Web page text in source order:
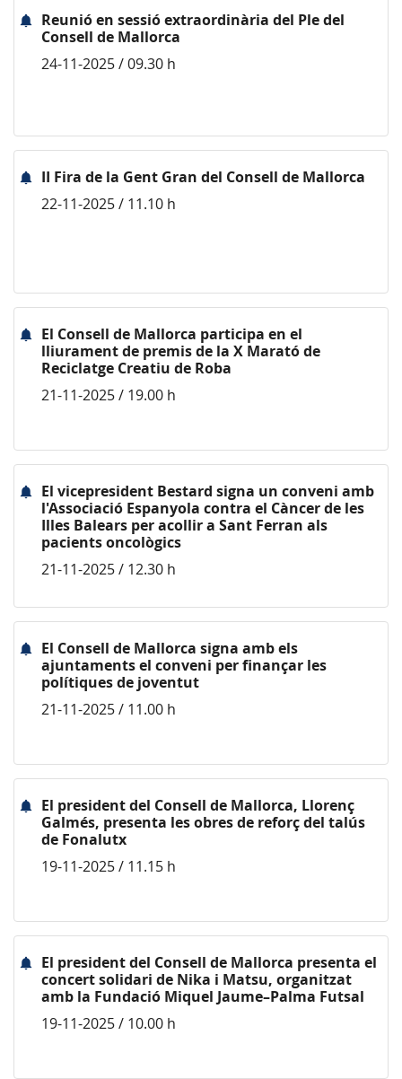
Reunió en sessió extraordinària del Ple del
Consell de Mallorca
24-11-2025 / 09.30 h
II Fira de la Gent Gran del Consell de Mallorca
22-11-2025 / 11.10 h
El Consell de Mallorca participa en el
lliurament de premis de la X Marató de
Reciclatge Creatiu de Roba
21-11-2025 / 19.00 h
El vicepresident Bestard signa un conveni amb
l'Associació Espanyola contra el Càncer de les
Illes Balears per acollir a Sant Ferran als
pacients oncològics
21-11-2025 / 12.30 h
El Consell de Mallorca signa amb els
ajuntaments el conveni per finançar les
polítiques de joventut
21-11-2025 / 11.00 h
El president del Consell de Mallorca, Llorenç
Galmés, presenta les obres de reforç del talús
de Fonalutx
19-11-2025 / 11.15 h
El president del Consell de Mallorca presenta el
concert solidari de Nika i Matsu, organitzat
amb la Fundació Miquel Jaume–Palma Futsal
19-11-2025 / 10.00 h